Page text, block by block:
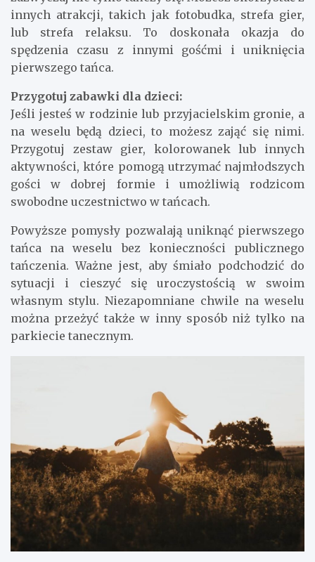
innych atrakcji, takich jak fotobudka, strefa gier,
lub strefa relaksu. To doskonała okazja do
spędzenia czasu z innymi gośćmi i uniknięcia
pierwszego tańca.
Przygotuj zabawki dla dzieci:
Jeśli jesteś w rodzinie lub przyjacielskim gronie, a
na weselu będą dzieci, to możesz zająć się nimi.
Przygotuj zestaw gier, kolorowanek lub innych
aktywności, które pomogą utrzymać najmłodszych
gości w dobrej formie i umożliwią rodzicom
swobodne uczestnictwo w tańcach.
Powyższe pomysły pozwalają uniknąć pierwszego
tańca na weselu bez konieczności publicznego
tańczenia. Ważne jest, aby śmiało podchodzić do
sytuacji i cieszyć się uroczystością w swoim
własnym stylu. Niezapomniane chwile na weselu
można przeżyć także w inny sposób niż tylko na
parkiecie tanecznym.